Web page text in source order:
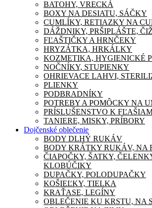
BATOHY, VRECKÁ
BOXY NA DESIATU, SÁČKY
CUMLÍKY, RETIAZKY NA
DÁŽDNIKY, PRŠIPLÁŠTE,
FĽAŠTIČKY A HRNČEKY
HRYZÁTKA, HRKÁLKY
KOZMETIKA, HYGIENICKÉ
NOČNÍKY, STUPIENKY
OHRIEVACE LAHVI,
PLIENKY
PODBRADNÍKY
POTREBY A POMÔCKY NA
PRÍSLUŠENSTVO K
TANIERE, MISKY, PRÍBORY
Dojčenské oblečenie
BODY DLHÝ RUKÁV
BODY KRÁTKY RUKÁV, NA
ČIAPOČKY, ŠATKY,
KLOBÚČIKY
DUPAČKY, POLODUPAČKY
KOŠIEĽKY, TIELKA
KRAŤASE, LEGÍNY
OBLEČENIE KU KRSTU, NA